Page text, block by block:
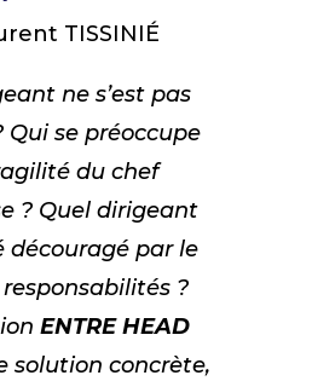
TISSINIÉ
ne s’est pas
Qui se préoccupe
du chef
? Quel dirigeant
découragé par le
?
ENTRE HEAD
solution concrète,